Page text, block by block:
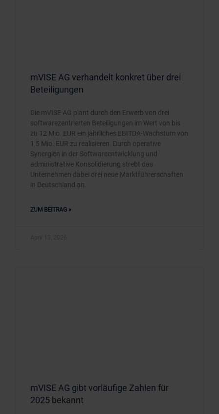
mVISE AG verhandelt konkret über drei
Beteiligungen
Die mVISE AG plant durch den Erwerb von drei
softwarezentrierten Beteiligungen im Wert von bis
zu 12 Mio. EUR ein jährliches EBITDA-Wachstum von
1,5 Mio. EUR zu realisieren. Durch operative
Synergien in der Softwareentwicklung und
administrative Konsolidierung strebt das
Unternehmen dabei drei neue Marktführerschaften
in Deutschland an.
ZUM BEITRAG »
mVISE AG gibt vorläufige Zahlen für
2025 bekannt